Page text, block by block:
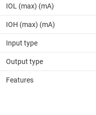
IOL (max) (mA)
IOH (max) (mA)
Input type
Output type
Features